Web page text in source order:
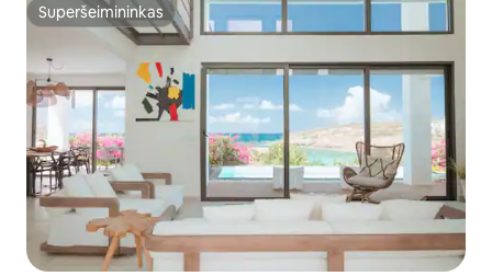
Superšeimininkas
Superšeimininkas